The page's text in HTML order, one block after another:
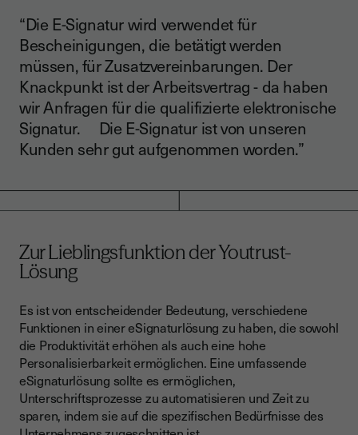
“Die E-Signatur wird verwendet für
Bescheinigungen, die betätigt werden
müssen, für Zusatzvereinbarungen. Der
Knackpunkt ist der Arbeitsvertrag - da haben
wir Anfragen für die qualifizierte elektronische
Signatur. Die E-Signatur ist von unseren
Kunden sehr gut aufgenommen worden.”
Zur Lieblingsfunktion der Youtrust-
Lösung
Es ist von entscheidender Bedeutung, verschiedene
Funktionen in einer eSignaturlösung zu haben, die sowohl
die Produktivität erhöhen als auch eine hohe
Personalisierbarkeit ermöglichen. Eine umfassende
eSignaturlösung sollte es ermöglichen,
Unterschriftsprozesse zu automatisieren und Zeit zu
sparen, indem sie auf die spezifischen Bedürfnisse des